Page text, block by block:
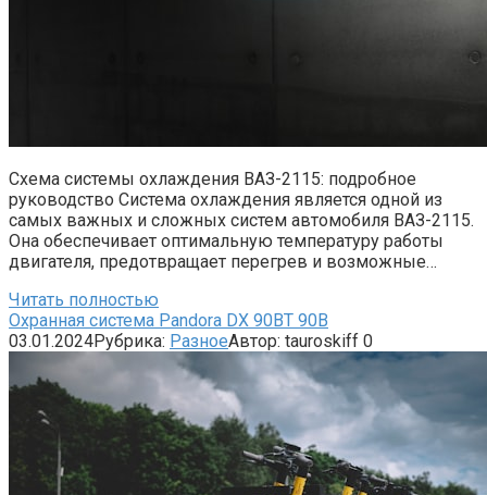
Схема системы охлаждения ВАЗ-2115: подробное
руководство Система охлаждения является одной из
самых важных и сложных систем автомобиля ВАЗ-2115.
Она обеспечивает оптимальную температуру работы
двигателя, предотвращает перегрев и возможные…
Читать полностью
Охранная система Pandora DX 90BT 90B
03.01.2024Рубрика: РазноеАвтор: tauroskiff 0